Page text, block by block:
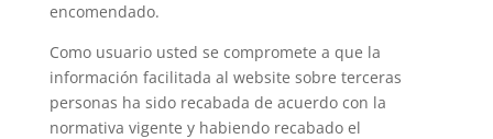
encomendado.
Como usuario usted se compromete a que la
información facilitada al website sobre terceras
personas ha sido recabada de acuerdo con la
normativa vigente y habiendo recabado el